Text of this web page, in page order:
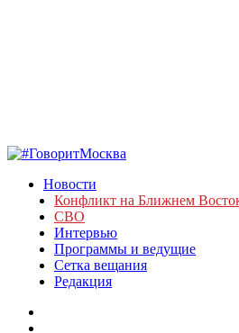
Новости
Конфликт на Ближнем
СВО
Интервью
Программы и ведущие
Сетка вещания
Редакция